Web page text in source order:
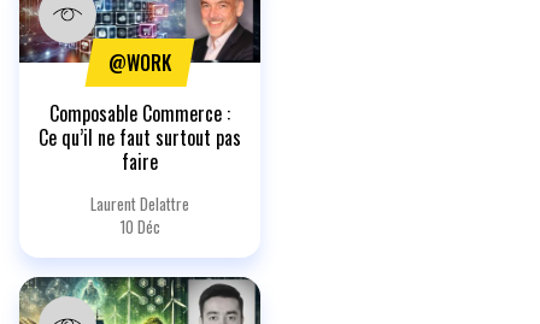
@WORK
Composable Commerce :
Ce qu’il ne faut surtout pas
faire
Laurent Delattre
10 Déc